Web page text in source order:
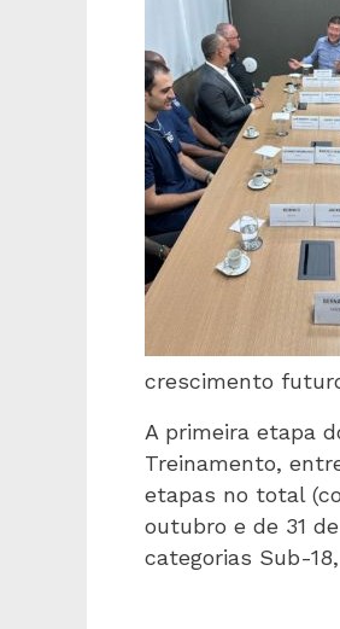
crescimento
A primeira etapa
Treinamento,
etapas no total
outubro e de 31
categorias Sub-